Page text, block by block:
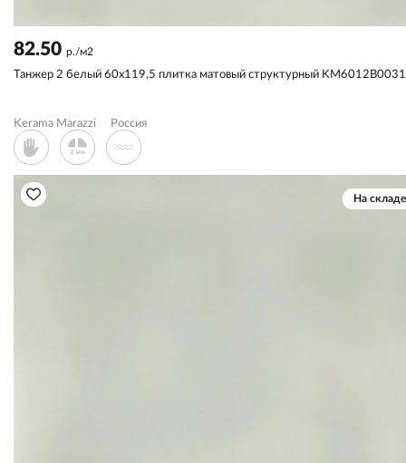
82.50 р./м2
Танжер 2 белый 60x119,5 плитка матовый структурный
Kerama Marazzi Россия
На складе